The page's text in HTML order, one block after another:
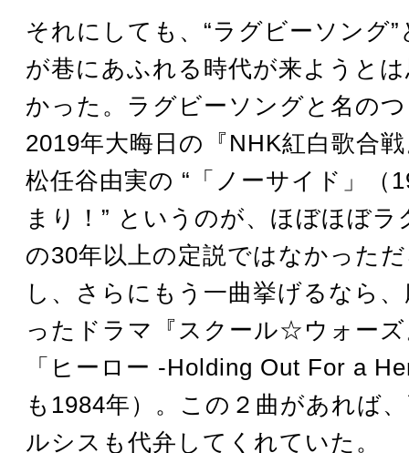
それにしても、“ラグビーソング
が巷にあふれる時代が来ようと
かった。ラグビーソングと名の
2019年大晦日の『NHK紅白歌合
松任谷由実の “「ノーサイド」（
まり！” というのが、ほぼほぼラ
の30年以上の定説ではなかった
し、さらにもう一曲挙げるなら
ったドラマ『スクール☆ウォーズ
「ヒーロー -Holding Out For a
も1984年）。この２曲があれば
ルシスも代弁してくれていた。